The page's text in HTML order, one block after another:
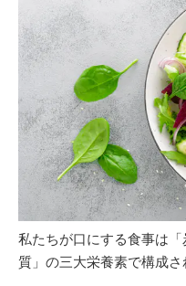
私たちが口にする食事は
質」の三大栄養素で構成さ